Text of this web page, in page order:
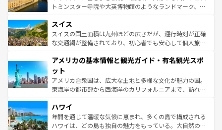
らに、パリ以外の地域にも魅力が溢れており、どの街角に
れる地方に足を運ぶとそれぞれで全く異なる文化を体験で
きるだろう。 なお、新着のフランス情報はコンテンツ一覧
を参照してほしい。
してライン川沿いのワイン畑といった風景は必見。ビール
は、お酒好きな人にはぜひ体験してほしい。 なお、新着の
ドイツ情報はコンテンツ一覧を参照してほしい。
トミンスター寺院や大英博物館のようなランドマーク、歴
リアごとに異なる魅力がある。また、優雅なアフタヌーン
ティー、ビール好きにはたまらない英国パブ、サッカー観
戦など、本場だからこそできる体験も豊富。イギリスを旅
ンツ一覧を参照してほしい。
スイス
スイスの国土面積は九州ほどの広さだが、運行時刻が正確
な交通網が整備されており、初心者でも安心して個人旅行
の建物がそのまま残る町や、スイスならではのユニークな
博物館もあり、アルプス観光だけでなく町歩きも満喫する
ことができる。国民の所得が高いため物価も高いが、旅行
者向けの交通パス提供のサービスもあり、うまく活用すれ
着のスイス情報は
アメリカの基本情報と観光ガイド・有名観光スポ
ット
アメリカ合衆国は、広大な土地と多様な文化が魅力の国。
東海岸の都市部から西海岸のカリフォルニアまで、訪れる
のような巨大都市は、観光、ショッピング、エンターテイ
ンメントが詰まった刺激的なスポットだ。一方、アメリカ
西部には大自然が広がり、グランドキャニオンやイエロー
ハワイ
年間を通じて温暖な気候に恵まれ、多くの島で構成される
ハワイは、どの島も独自の魅力をもっている。大自然の神